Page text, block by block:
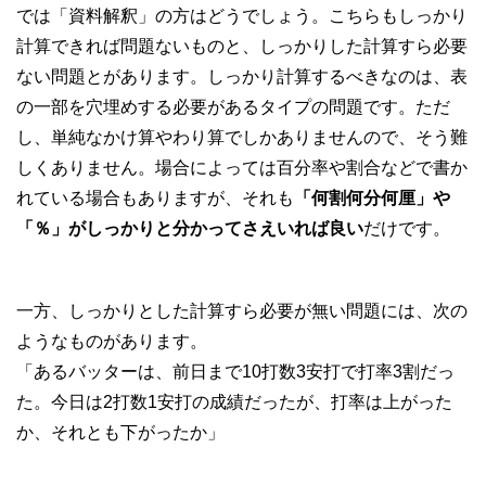
では「資料解釈」の方はどうでしょう。こちらもしっかり
計算できれば問題ないものと、しっかりした計算すら必要
ない問題とがあります。しっかり計算するべきなのは、表
の一部を穴埋めする必要があるタイプの問題です。ただ
し、単純なかけ算やわり算でしかありませんので、そう難
しくありません。場合によっては百分率や割合などで書か
れている場合もありますが、それも
「何割何分何厘」や
「％」がしっかりと分かってさえいれば良いだけです。
一方、しっかりとした計算すら必要が無い問題には、次の
ようなものがあります。
「あるバッターは、前日まで10打数3安打で打率3割だっ
た。今日は2打数1安打の成績だったが、打率は上がった
か、それとも下がったか」